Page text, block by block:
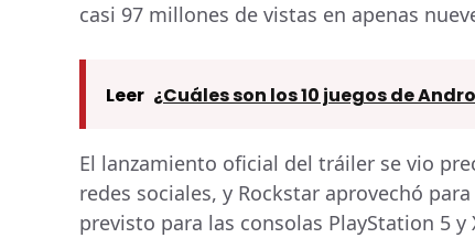
casi 97 millones de vistas en apenas
Leer ¿Cuáles son los 10 juegos de
El lanzamiento oficial del tráiler se vio
redes sociales, y Rockstar aprovechó
previsto para las consolas PlayStation 5 y